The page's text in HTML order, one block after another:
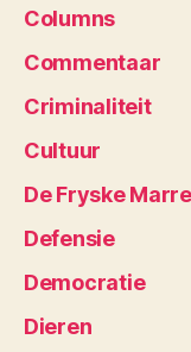
Columns
Commentaar
Criminaliteit
Cultuur
De Fryske
Defensie
Democratie
Dieren